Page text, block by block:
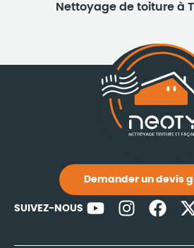
Nettoyage de toiture à
Demander un devis
SUIVEZ-NOUS